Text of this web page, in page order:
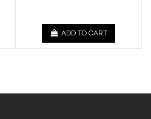
ADD TO CART